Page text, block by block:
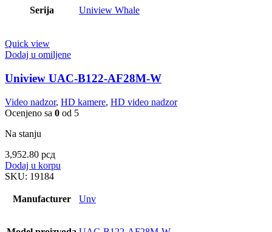
Serija Uniview Whale
Quick view
Dodaj u omiljene
Uniview UAC-B122-AF28M-W
Video nadzor, HD kamere, HD video nadzor
Ocenjeno sa 0 od 5
Na stanju
3,952.80 рсд
Dodaj u korpu
SKU: 19184
Manufacturer Unv